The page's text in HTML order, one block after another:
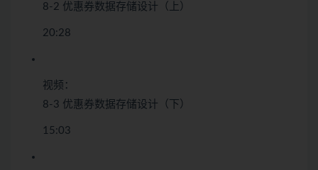
8-2 优惠券数据存储设计（上）
20:28
视频：
8-3 优惠券数据存储设计（下）
15:03